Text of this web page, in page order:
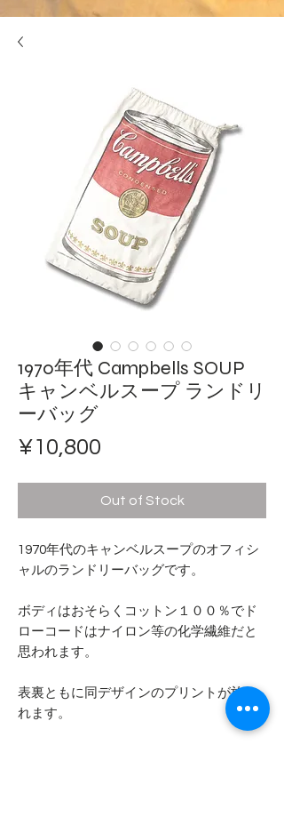
1970年代 Campbells SOUP
キャンベルスープ ランドリ
ーバッグ
¥10,800
Out of Stock
1970年代のキャンベルスープのオフィシ
ャルのランドリーバッグです。
ボディはおそらくコットン１００％でド
ローコードはナイロン等の化学繊維だと
思われます。
表裏ともに同デザインのプリントが施さ
れます。